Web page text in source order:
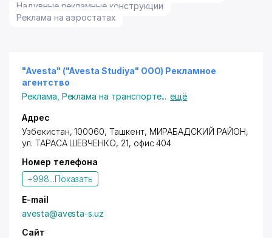
Надувные рекламные конструкции
Реклама на аэростатах
"Avesta" ("Avesta Studiya" ООО) Рекламное
агентство
Реклама Реклама на транспорте... ещё
Адрес
Узбекистан, 100060, Ташкент, МИРАБАДСКИЙ РАЙОН,
ул. ТАРАСА ШЕВЧЕНКО, 21, офис 404
Номер телефона
+998...Показать
E-mail
avesta@avesta-s.uz
Сайт